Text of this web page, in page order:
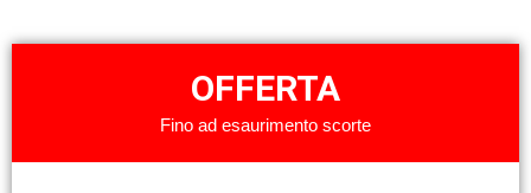
OFFERTA
Fino ad esaurimento scorte